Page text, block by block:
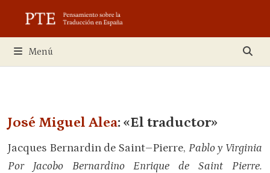
contenido
Menú
José Miguel Alea: «El traductor»
Jacques Bernardin de Saint–Pierre, Pablo y Virginia
Por Jacobo Bernardino Enrique de Saint Pierre.